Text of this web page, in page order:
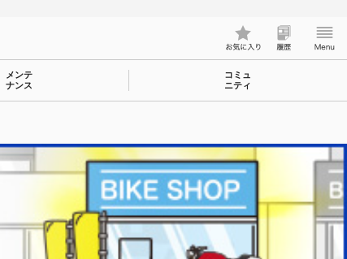
メンテ
ナンス
コミュ
ニティ